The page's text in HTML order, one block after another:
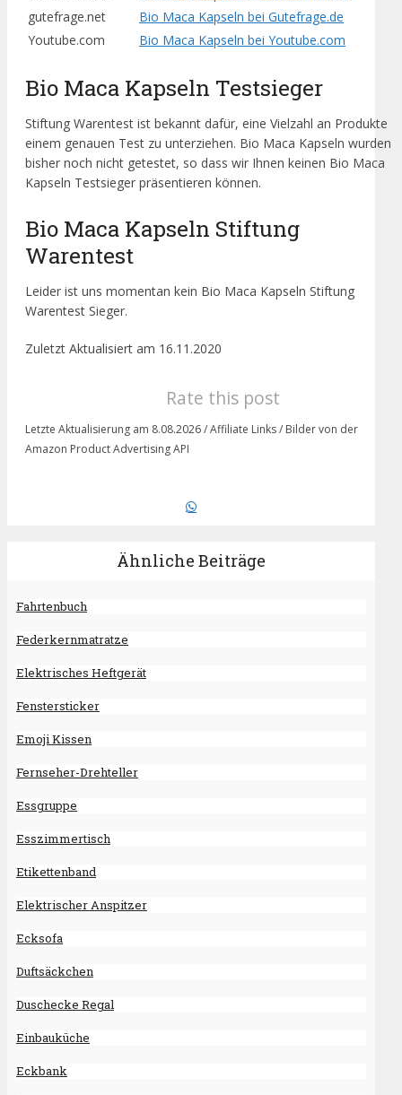
gutefrage.net
Bio Maca Kapseln bei Gutefrage.de
Youtube.com
Bio Maca Kapseln bei Youtube.com
Bio Maca Kapseln Testsieger
Stiftung Warentest ist bekannt dafür, eine Vielzahl an Produkte
einem genauen Test zu unterziehen. Bio Maca Kapseln wurden
bisher noch nicht getestet, so dass wir Ihnen keinen Bio Maca
Kapseln Testsieger präsentieren können.
Bio Maca Kapseln Stiftung
Warentest
Leider ist uns momentan kein Bio Maca Kapseln Stiftung
Warentest Sieger.
Zuletzt Aktualisiert am 16.11.2020
Rate this post
Letzte Aktualisierung am 8.08.2026 / Affiliate Links / Bilder von der
Amazon Product Advertising API
Ähnliche Beiträge
Fahrtenbuch
Federkernmatratze
Elektrisches Heftgerät
Fenstersticker
Emoji Kissen
Fernseher-Drehteller
Essgruppe
Esszimmertisch
Etikettenband
Elektrischer Anspitzer
Ecksofa
Duftsäckchen
Duschecke Regal
Einbauküche
Eckbank